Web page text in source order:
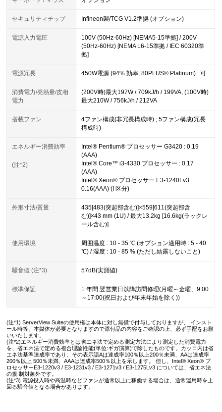
セキュリティチップ Infineon製/TCG V1.2準拠 (オプション)
電源入力電圧
100V (50Hz-60Hz) [NEMA5-15準拠] / 200V
(50Hz-60Hz) [NEMA L6-15準拠 / IEC 60320準
拠]
電源冗長 450W電源 (94% 効率, 80PLUS® Platinum) : 可
消費電力/発熱量/皮相
電力
(200V時)最大197W / 709kJ/h / 199VA, (100V時)
最大210W / 756kJ/h / 212VA
搭載ファン
4ファン構成(非冗長構成時) ; 5ファン構成(冗長
構成時)
エネルギー消費効率
(注*2)
Intel® Pentium® プロセッサー G3420 : 0.19
(AAA)
Intel® Core™ i3-4330 プロセッサー : 0.17
(AAA)
Intel® Xeon® プロセッサー E3-1240Lv3 :
0.16(AAA) (I 区分)
外形寸法/質量
435[483(突起部含む)]×559[611(突起部含
む)]×43 mm (1U) / 最大13.2kg [16.6kg(ラックレ
ール含む)]
使用環境
周囲温度 : 10 - 35 ℃ (オプション適用時 : 5 - 40
℃) / 湿度 : 10 - 85 % (ただし結露しないこと)
騒音値 (注*3) 57dB(実測値)
標準保証
1 年間 翌営業日以降訪問修理(月曜～金曜、9:00
～17:00(祝日および年末年始を除く))
(注*1) ServerView Suiteの使用権は本体に対し無償で付与しておりますが、 インスト
ール時等、本媒体が必要となりますので添付品の内容をご確認の上、必ず手配をお願
いいたします。
(注*2)エネルギー消費効率とは省エネ法で定める測定方法により測定した消費電力
を、省エネ法で定める複合理論性能(単位:ギガ演算)で除したものです。カッコ内は省
エネ法基準達成率であり、その表示語Aは達成率100％以上200％未満、AAは達成率
200％以上 500％未満、AAAは達成率500％以上を示します。 但し、Intel® Xeon® プ
ロセッサーE3-1220v3 / E3-1231v3 / E3-1271v3 / E3-1275Lv3 については、省エネ法
の規 制対象外です。
(注*3) 電源投入時や高温時などファンが通常以上に稼働する場合は、通常運用時を上
回る騒音値となる場合があります。